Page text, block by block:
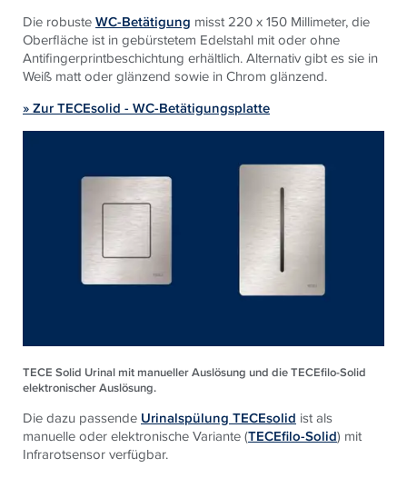
Die robusteWC-Betätigung misst 220 x 150 Millimeter, die
Oberfläche ist in gebürstetem Edelstahl mit oder ohne
Antifingerprintbeschichtung erhältlich. Alternativ gibt es sie in
Weiß matt oder glänzend sowie in Chrom glänzend.
» Zur TECEsolid - WC-Betätigungsplatte
TECE Solid Urinal mit manueller Auslösung und die TECEfilo-Solid
elektronischer Auslösung.
Die dazu passende Urinalspülung TECEsolid ist als
manuelle oder elektronische Variante (TECEfilo-Solid) mit
Infrarotsensor verfügbar.